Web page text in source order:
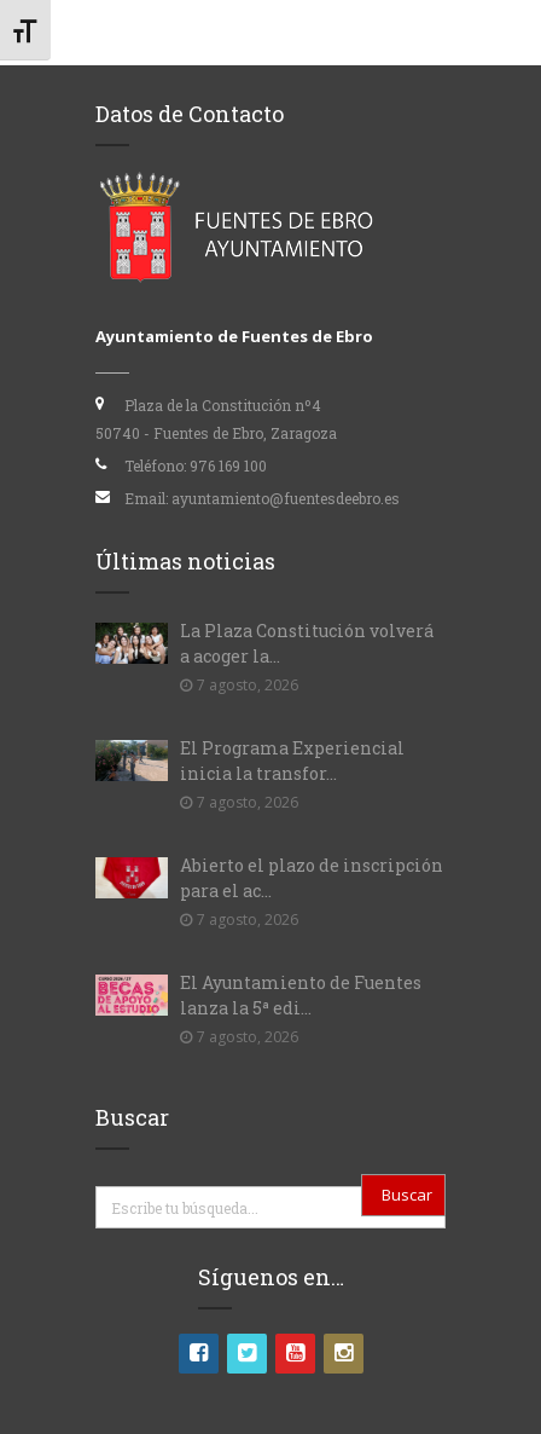
Alternar tamaño de letra
Datos de Contacto
Ayuntamiento de Fuentes de Ebro
Plaza de la Constitución nº4
50740 - Fuentes de Ebro, Zaragoza
Teléfono: 976 169 100
Email: ayuntamiento@fuentesdeebro.es
Últimas noticias
La Plaza Constitución volverá
a acoger la...
7 agosto, 2026
El Programa Experiencial
inicia la transfor...
7 agosto, 2026
Abierto el plazo de inscripción
para el ac...
7 agosto, 2026
El Ayuntamiento de Fuentes
lanza la 5ª edi...
7 agosto, 2026
Buscar
Buscar
Síguenos en…